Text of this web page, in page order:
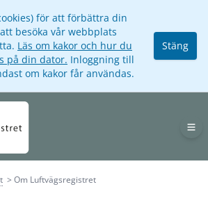
för att förbättra din
besöka vår webbplats
Läs om kakor och hur du
på din dator. Inloggning till
om kakor får användas.
Stäng
Om Luftvägsregistret